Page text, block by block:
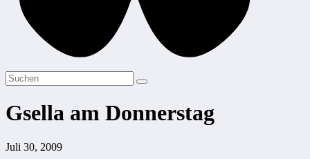
Gsella am Donnerstag
Juli 30, 2009